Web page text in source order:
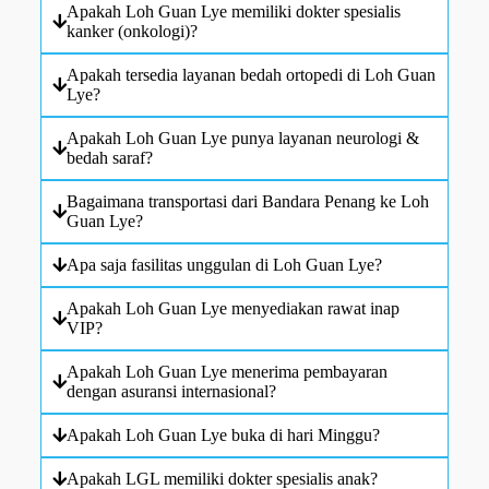
Apakah Loh Guan Lye memiliki dokter spesialis
kanker (onkologi)?
Apakah tersedia layanan bedah ortopedi di Loh Guan
Lye?
Apakah Loh Guan Lye punya layanan neurologi &
bedah saraf?
Bagaimana transportasi dari Bandara Penang ke Loh
Guan Lye?
Apa saja fasilitas unggulan di Loh Guan Lye?
Apakah Loh Guan Lye menyediakan rawat inap
VIP?
Apakah Loh Guan Lye menerima pembayaran
dengan asuransi internasional?
Apakah Loh Guan Lye buka di hari Minggu?
Apakah LGL memiliki dokter spesialis anak?